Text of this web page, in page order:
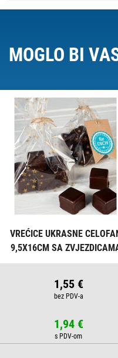
MOGLO BI
VREĆICE UKRASNE
9,5X16CM SA
PK10 HEYDA 20-30892 50
1,55 €
1,94 €